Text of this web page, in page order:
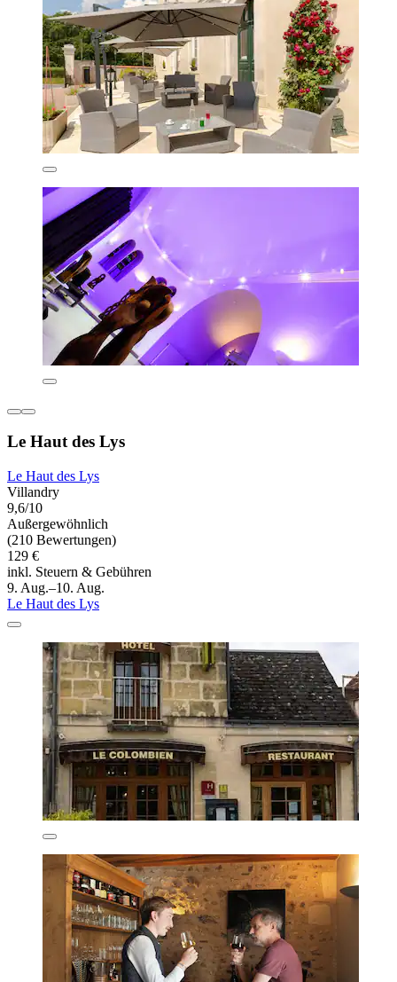
Le Haut des Lys
Le Haut des Lys
Villandry
9,6/10
Außergewöhnlich
(210 Bewertungen)
129 €
inkl. Steuern & Gebühren
9. Aug.–10. Aug.
Le Haut des Lys